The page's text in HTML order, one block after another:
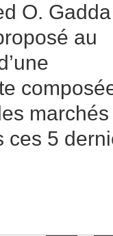
O.
au
marchés
ces 5